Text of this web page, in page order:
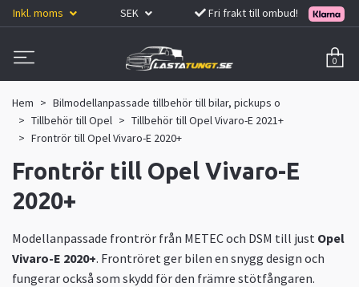
Inkl. moms SEK Fri frakt till ombud!
0
Hem
Bilmodellanpassade tillbehör till bilar, pickups o
Tillbehör till Opel
Tillbehör till Opel Vivaro-E 2021+
Frontrör till Opel Vivaro-E 2020+
Frontrör till Opel Vivaro-E
2020+
Modellanpassade frontrör från METEC och DSM till just Opel
Vivaro-E 2020+. Frontröret ger bilen en snygg design och
fungerar också som skydd för den främre stötfångaren.